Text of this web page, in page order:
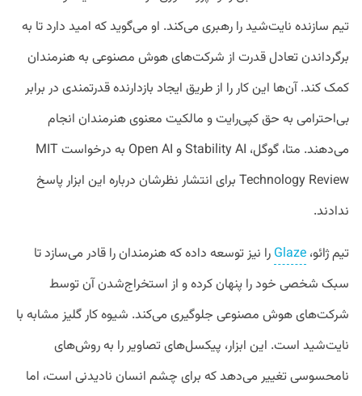
تیم سازنده نایت‌شید را رهبری می‌کند. او می‌گوید که امید دارد تا به
برگرداندن تعادل قدرت از شرکت‌های هوش مصنوعی به هنرمندان
کمک کند. آن‌ها این کار را از طریق ایجاد بازدارنده قدرتمندی در برابر
بی‌احترامی به حق کپی‌رایت و مالکیت معنوی هنرمندان انجام
می‌دهند. متا، گوگل، Stability AI و Open AI به درخواست MIT
Technology Review برای انتشار نظرشان درباره این ابزار پاسخ
ندادند.
تیم ژائو، Glaze را نیز توسعه داده که هنرمندان را قادر می‌سازد تا
سبک شخصی خود را پنهان کرده و از استخراج‌شدن آن توسط
شرکت‌های هوش مصنوعی جلوگیری می‌کند. شیوه کار گلیز مشابه با
نایت‌شید است. این ابزار، پیکسل‌های تصاویر را به روش‌های
نامحسوسی تغییر می‌دهد که برای چشم انسان نادیدنی است، اما